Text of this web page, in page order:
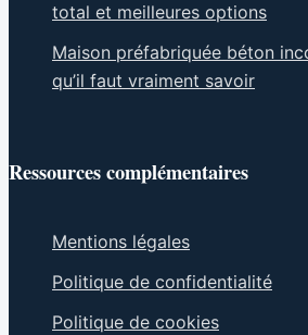
total et meilleures options
Maison préfabriquée béton
qu’il faut vraiment savoir
Ressources complémentaires
Mentions légales
Politique de confidentialité
Politique de cookies